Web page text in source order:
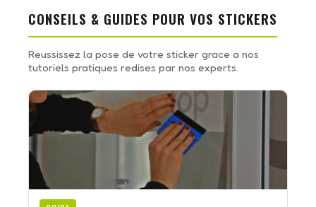
CONSEILS & GUIDES POUR VOS STICKERS
Reussissez la pose de votre sticker grace a nos
tutoriels pratiques redises par nos experts.